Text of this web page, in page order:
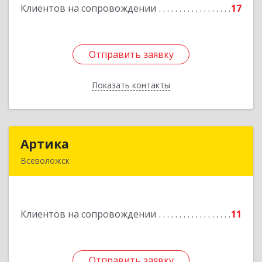
Клиентов на сопровождении 17
Отправить заявку
Показать контакты
Отправить заявку
Назад
Артика
Всеволожск
Клиентов на сопровождении 11
Подробнее